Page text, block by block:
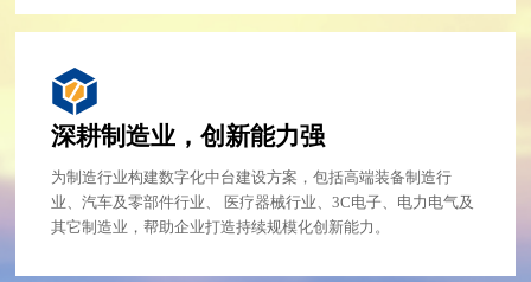
深耕制造业，创新能力强
为制造行业构建数字化中台建设方案，包括高端装备制造行
业、汽车及零部件行业、 医疗器械行业、3C电子、电力电气及
其它制造业，帮助企业打造持续规模化创新能力。